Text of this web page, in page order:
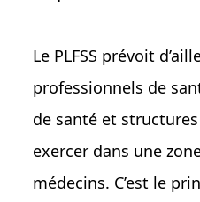
Le PLFSS prévoit
professionnels de
de santé et
exercer dans une
médecins. C’est le